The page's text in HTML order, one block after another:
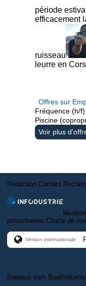
période
efficacement
ruisseau
leurre en
Offres sur
Fréquence (h/
Piscine
Voir plus
Rédaction Contact
personnelles Charte de
Version internationale
Bateaux.com